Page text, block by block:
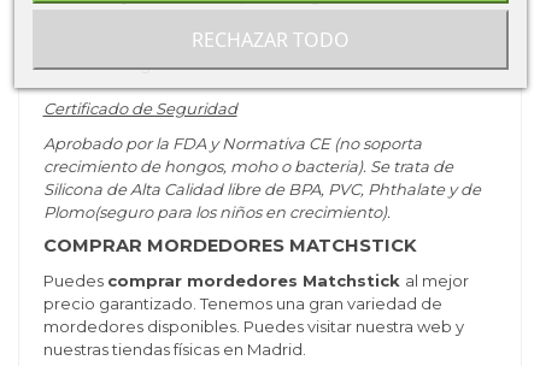
conseguir un mejor efecto calmante. Presentado en
Pack Regalo.
Certificado de Seguridad
Aprobado por la FDA y Normativa CE (no soporta
crecimiento de hongos, moho o bacteria). Se trata de
Silicona de Alta Calidad libre de BPA, PVC, Phthalate y de
Plomo(seguro para los niños en crecimiento).
COMPRAR MORDEDORES MATCHSTICK
Puedes comprar mordedores Matchstick al mejor
precio garantizado. Tenemos una gran variedad de
mordedores disponibles. Puedes visitar nuestra web y
nuestras tiendas físicas en Madrid.
RECHAZAR TODO